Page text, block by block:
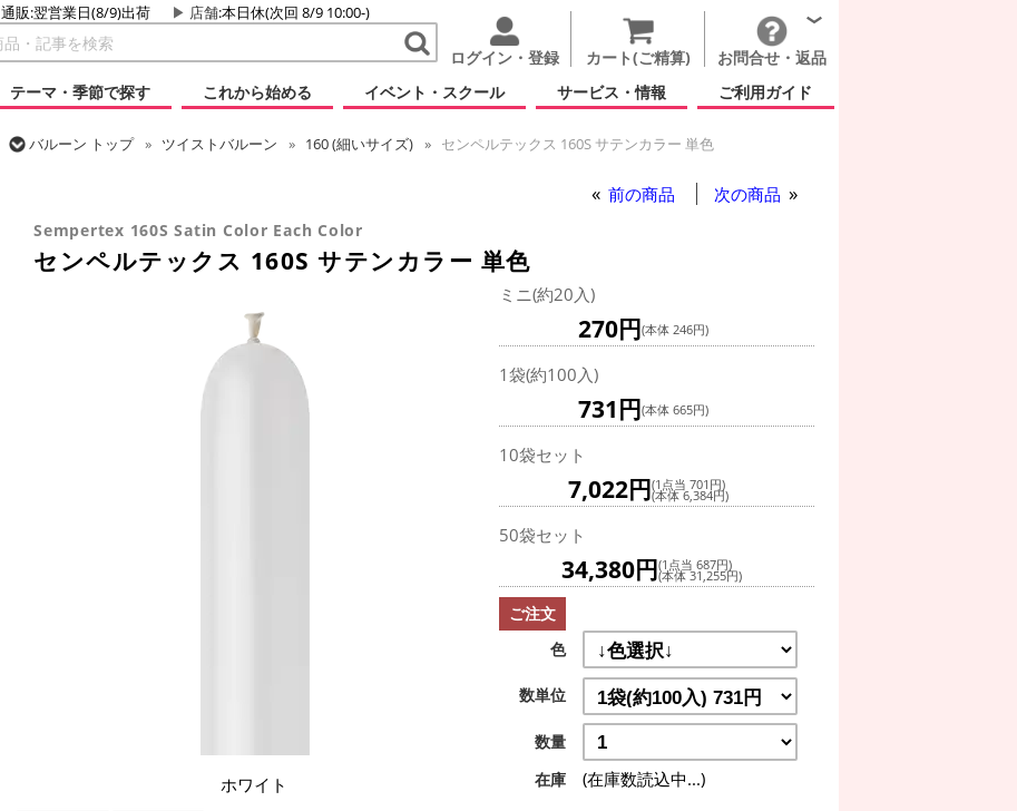
通販:翌営業日(8/9)出荷 店舗:本日休(次回 8/9 10:00-)
ログイン・登録 カート(ご精算)
お問合せ・返品
テーマ・季節で探す
これから始める イベント・スクール サービス・情報 ご利用ガイド
バルーン トップ ツイストバルーン 160 (細いサイズ)
センペルテックス 160S サテンカラー 単色
前の商品 次の商品
Sempertex 160S Satin Color Each Color
センペルテックス 160S サテンカラー 単色
ホワイト
ミニ(約20入)
270円(本体 246円)
1袋(約100入)
731円(本体 665円)
10袋セット
7,022円(1点当 701円)
(本体 6,384円)
50袋セット
34,380円(1点当 687円)
(本体 31,255円)
ご注文
色
数単位
数量
在庫
(在庫数読込中...)